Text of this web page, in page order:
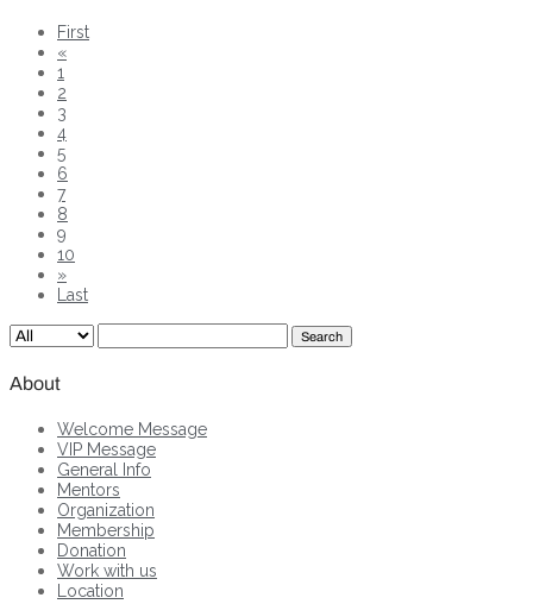
First
«
1
2
3
4
5
6
7
8
9
10
»
Last
Search
About
Welcome Message
VIP Message
General Info
Mentors
Organization
Membership
Donation
Work with us
Location